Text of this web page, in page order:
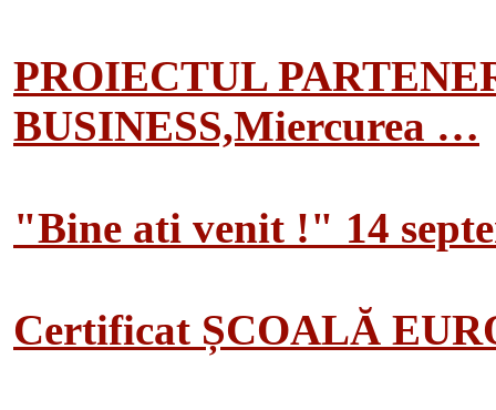
PROIECTUL
BUSINESS,Miercurea …
"Bine ati venit !" 14
Certificat ȘCOALĂ